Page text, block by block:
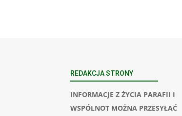
REDAKCJA STRONY
INFORMACJE Z ŻYCIA PARAFII I
WSPÓLNOT MOŻNA PRZESYŁAĆ